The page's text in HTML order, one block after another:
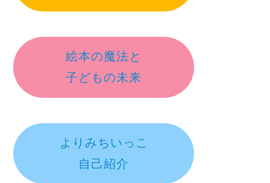
絵本の魔法と
子どもの未来
よりみちいっこ
自己紹介